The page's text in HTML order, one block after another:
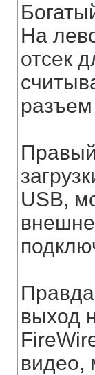
На
отсек
USB,
выход
видео,